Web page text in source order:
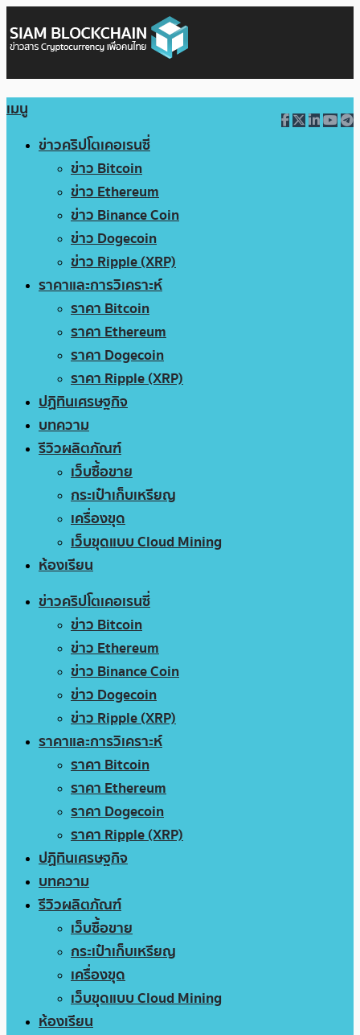
เมนู
ข่าวคริปโตเคอเรนซี่
ข่าว Bitcoin
ข่าว Ethereum
ข่าว Binance Coin
ข่าว Dogecoin
ข่าว Ripple (XRP)
ราคาและการวิเคราะห์
ราคา Bitcoin
ราคา Ethereum
ราคา Dogecoin
ราคา Ripple (XRP)
ปฏิทินเศรษฐกิจ
บทความ
รีวิวผลิตภัณฑ์
เว็บซื้อขาย
กระเป๋าเก็บเหรียญ
เครื่องขุด
เว็บขุดแบบ Cloud Mining
ห้องเรียน
ข่าวคริปโตเคอเรนซี่
ข่าว Bitcoin
ข่าว Ethereum
ข่าว Binance Coin
ข่าว Dogecoin
ข่าว Ripple (XRP)
ราคาและการวิเคราะห์
ราคา Bitcoin
ราคา Ethereum
ราคา Dogecoin
ราคา Ripple (XRP)
ปฏิทินเศรษฐกิจ
บทความ
รีวิวผลิตภัณฑ์
เว็บซื้อขาย
กระเป๋าเก็บเหรียญ
เครื่องขุด
เว็บขุดแบบ Cloud Mining
ห้องเรียน